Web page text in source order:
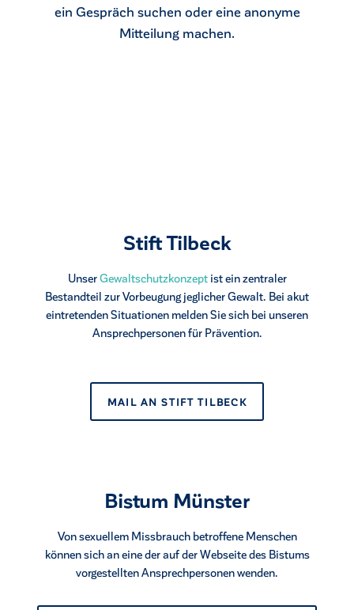
ein Gespräch suchen oder eine anonyme
Mitteilung machen.
Stift Tilbeck
UnserGewaltschutzkonzeptist ein zentraler
Bestandteil zur Vorbeugung jeglicher Gewalt. Bei akut
eintretenden Situationen melden Sie sich bei unseren
Ansprechpersonen für Prävention.
MAIL AN STIFT TILBECK
Bistum Münster
Von sexuellem Missbrauch betroffene Menschen
können sich an eine der auf der Webseite des Bistums
vorgestellten Ansprechpersonen wenden.